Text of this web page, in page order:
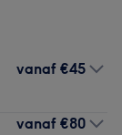
vanaf €45
vanaf €80